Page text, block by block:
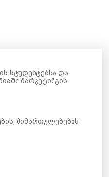
სტუდენტებსა და
მარკეტინგის
მიმართულებების